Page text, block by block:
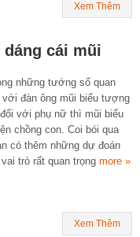
Xem Thêm
cái mũi
những tướng số quan
đàn ông mũi biểu tượng
với phụ nữ thì mũi biểu
chồng con. Coi bói qua
có thêm những dự đoán
trò rất quan trọng more »
Xem Thêm